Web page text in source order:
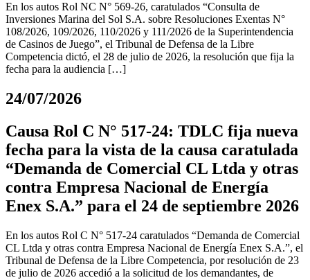
En los autos Rol NC N° 569-26, caratulados “Consulta de
Inversiones Marina del Sol S.A. sobre Resoluciones Exentas N°
108/2026, 109/2026, 110/2026 y 111/2026 de la Superintendencia
de Casinos de Juego”, el Tribunal de Defensa de la Libre
Competencia dictó, el 28 de julio de 2026, la resolución que fija la
fecha para la audiencia […]
24/07/2026
Causa Rol C N° 517-24: TDLC fija nueva
fecha para la vista de la causa caratulada
“Demanda de Comercial CL Ltda y otras
contra Empresa Nacional de Energía
Enex S.A.” para el 24 de septiembre 2026
En los autos Rol C N° 517-24 caratulados “Demanda de Comercial
CL Ltda y otras contra Empresa Nacional de Energía Enex S.A.”, el
Tribunal de Defensa de la Libre Competencia, por resolución de 23
de julio de 2026 accedió a la solicitud de los demandantes, de